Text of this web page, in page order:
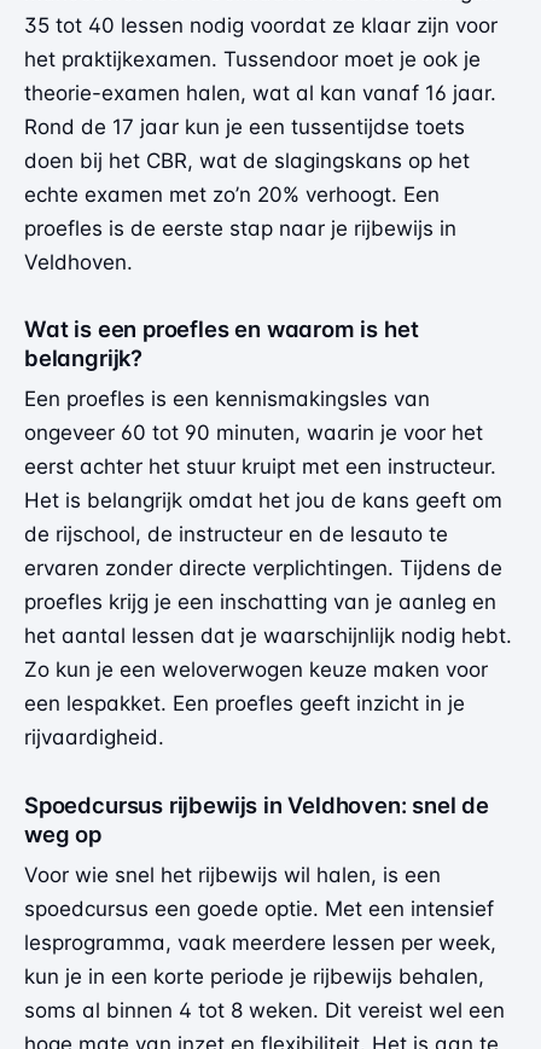
35 tot 40 lessen nodig voordat ze klaar zijn voor
het praktijkexamen. Tussendoor moet je ook je
theorie-examen halen, wat al kan vanaf 16 jaar.
Rond de 17 jaar kun je een tussentijdse toets
doen bij het CBR, wat de slagingskans op het
echte examen met zo’n 20% verhoogt. Een
proefles is de eerste stap naar je rijbewijs in
Veldhoven.
Wat is een proefles en waarom is het
belangrijk?
Een proefles is een kennismakingsles van
ongeveer 60 tot 90 minuten, waarin je voor het
eerst achter het stuur kruipt met een instructeur.
Het is belangrijk omdat het jou de kans geeft om
de rijschool, de instructeur en de lesauto te
ervaren zonder directe verplichtingen. Tijdens de
proefles krijg je een inschatting van je aanleg en
het aantal lessen dat je waarschijnlijk nodig hebt.
Zo kun je een weloverwogen keuze maken voor
een lespakket. Een proefles geeft inzicht in je
rijvaardigheid.
Spoedcursus rijbewijs in Veldhoven: snel de
weg op
Voor wie snel het rijbewijs wil halen, is een
spoedcursus een goede optie. Met een intensief
lesprogramma, vaak meerdere lessen per week,
kun je in een korte periode je rijbewijs behalen,
soms al binnen 4 tot 8 weken. Dit vereist wel een
hoge mate van inzet en flexibiliteit. Het is aan te